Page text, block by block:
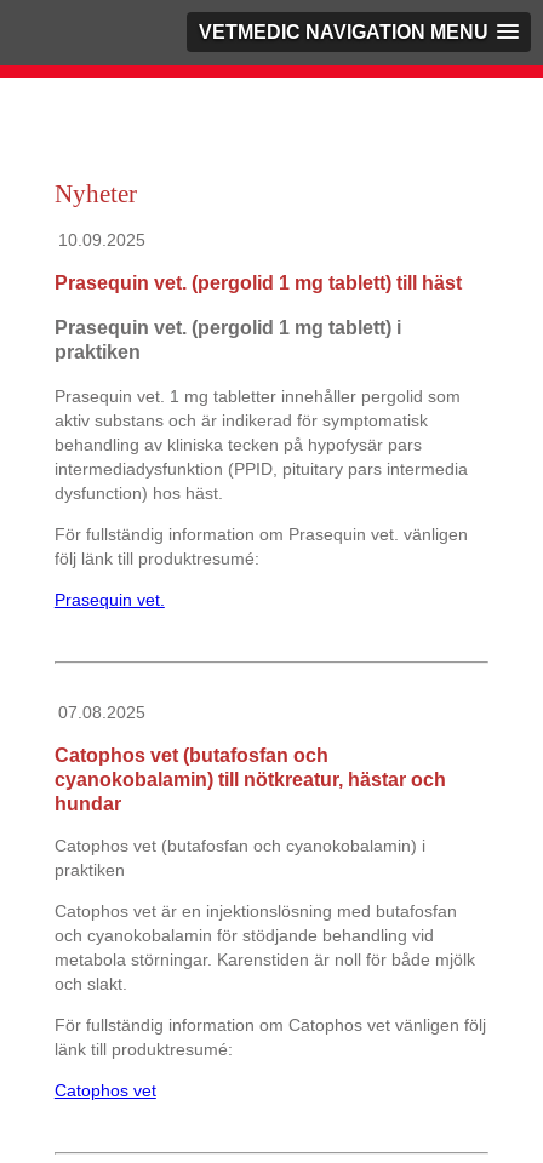
VETMEDIC NAVIGATION MENU
Nyheter
10.09.2025
Prasequin vet. (pergolid 1 mg tablett) till häst
Prasequin vet. (pergolid 1 mg tablett) i
praktiken
Prasequin vet. 1 mg tabletter innehåller pergolid som
aktiv substans och är indikerad för symptomatisk
behandling av kliniska tecken på hypofysär pars
intermediadysfunktion (PPID, pituitary pars intermedia
dysfunction) hos häst.
För fullständig information om Prasequin vet. vänligen
följ länk till produktresumé:
Prasequin vet.
07.08.2025
Catophos vet (butafosfan och
cyanokobalamin) till nötkreatur, hästar och
hundar
Catophos vet (butafosfan och cyanokobalamin) i
praktiken
Catophos vet är en injektionslösning med butafosfan
och cyanokobalamin för stödjande behandling vid
metabola störningar. Karenstiden är noll för både mjölk
och slakt.
För fullständig information om Catophos vet vänligen följ
länk till produktresumé:
Catophos vet